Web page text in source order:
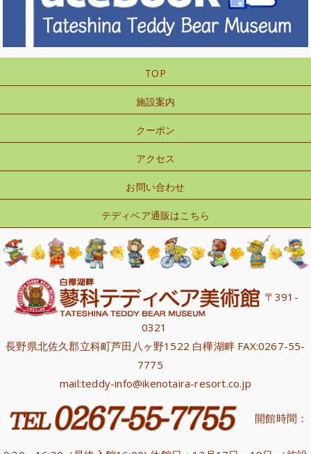
TOP
施設案内
クーポン
アクセス
お問い合わせ
テディベア通販はこちら
〒391-
0321
長野県北佐久郡立科町芦田八ヶ野1522 白樺湖畔 FAX:0267-55-
7775
mail:teddy-info@ikenotaira-resort.co.jp
開館時間：